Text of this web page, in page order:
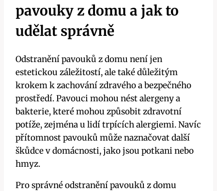
pavouky z domu a jak to
udělat správně
Odstranění pavouků ⁣z domu není‍ jen
estetickou záležitostí, ale také důležitým
krokem k zachování zdravého ‍a bezpečného
prostředí. ⁣Pavouci mohou nést alergeny a
bakterie, které mohou způsobit zdravotní
potíže, zejména u lidí​ trpících alergiemi. Navíc
přítomnost pavouků⁢ může ⁢naznačovat další
škůdce v domácnosti, ⁤jako​ jsou potkani nebo
hmyz.
Pro​ správné odstranění pavouků z ‌domu